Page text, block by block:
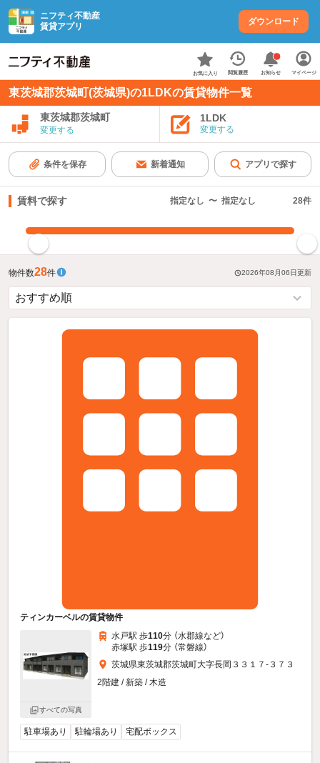
ニフティ不動産
賃貸アプリ
ダウンロード
お気に入り 閲覧履歴 お知らせ マイページ
東茨城郡茨城町(茨城県)の1LDKの賃貸物件一覧
東茨城郡茨城町
変更する
1LDK
変更する
条件を保存 新着通知 アプリで探す
賃料で探す 指定なし 〜 指定なし 28件
物件数28件 2026年08月06日更新
ティンカーベルの賃貸物件
すべての写真
水戸駅 歩110分 （水郡線など）
赤塚駅 歩119分 （常磐線）
茨城県東茨城郡茨城町大字長岡３３１７-３７３
2階建 / 新築 / 木造
駐車場あり 駐輪場あり 宅配ボックス